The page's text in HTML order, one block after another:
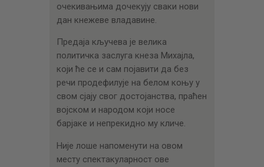
очекивањима дочекују сваки нови
дан кнежеве владавине.
Предаја кључева је велика
политичка заслуга кнеза Михајла,
који ће се и сам појавити да без
речи продефилује на белом коњу у
свом сјају свог достојанства, праћен
војском и народом који носе
барјаке и непрекидно му кличе.
Није лоше напоменути на овом
месту спектакуларност ове